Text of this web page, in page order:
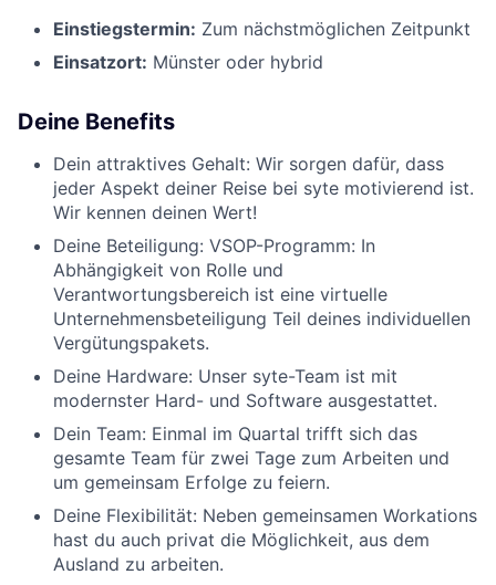
Einstiegstermin: Zum nächstmöglichen Zeitpunkt
Einsatzort: Münster oder hybrid
Deine Benefits
Dein attraktives Gehalt: Wir sorgen dafür, dass
jeder Aspekt deiner Reise bei syte motivierend ist.
Wir kennen deinen Wert!
Deine Beteiligung: VSOP-Programm: In
Abhängigkeit von Rolle und
Verantwortungsbereich ist eine virtuelle
Unternehmensbeteiligung Teil deines individuellen
Vergütungspakets.
Deine Hardware: Unser syte-Team ist mit
modernster Hard- und Software ausgestattet.
Dein Team: Einmal im Quartal trifft sich das
gesamte Team für zwei Tage zum Arbeiten und
um gemeinsam Erfolge zu feiern.
Deine Flexibilität: Neben gemeinsamen Workations
hast du auch privat die Möglichkeit, aus dem
Ausland zu arbeiten.